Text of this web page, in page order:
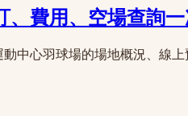
費用、空場查詢一
中心羽球場的場地概況、線